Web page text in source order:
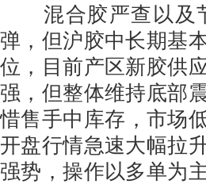
混合胶严查以及节
弹，但沪胶中长期基
位，目前产区新胶供
强，但整体维持底部
惜售手中库存，市场
开盘行情急速大幅拉
强势，操作以多单为